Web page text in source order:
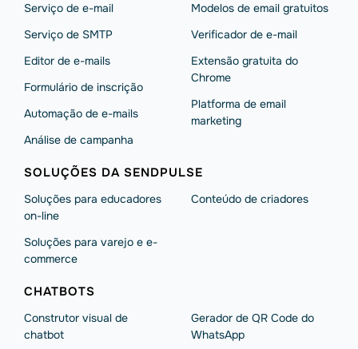
Serviço de e-mail
Serviço de SMTP
Editor de e-mails
Formulário de inscrição
Automação de e-mails
Análise de campanha
Modelos de email gratuitos
Verificador de e-mail
Extensão gratuita do
Chrome
Platforma de email
marketing
SOLUÇÕES DA SENDPULSE
Soluções para educadores
on-line
Soluções para varejo e e-
commerce
Conteúdo de criadores
CHATBOTS
Construtor visual de
chatbot
Gerador de QR Code do
WhatsApp